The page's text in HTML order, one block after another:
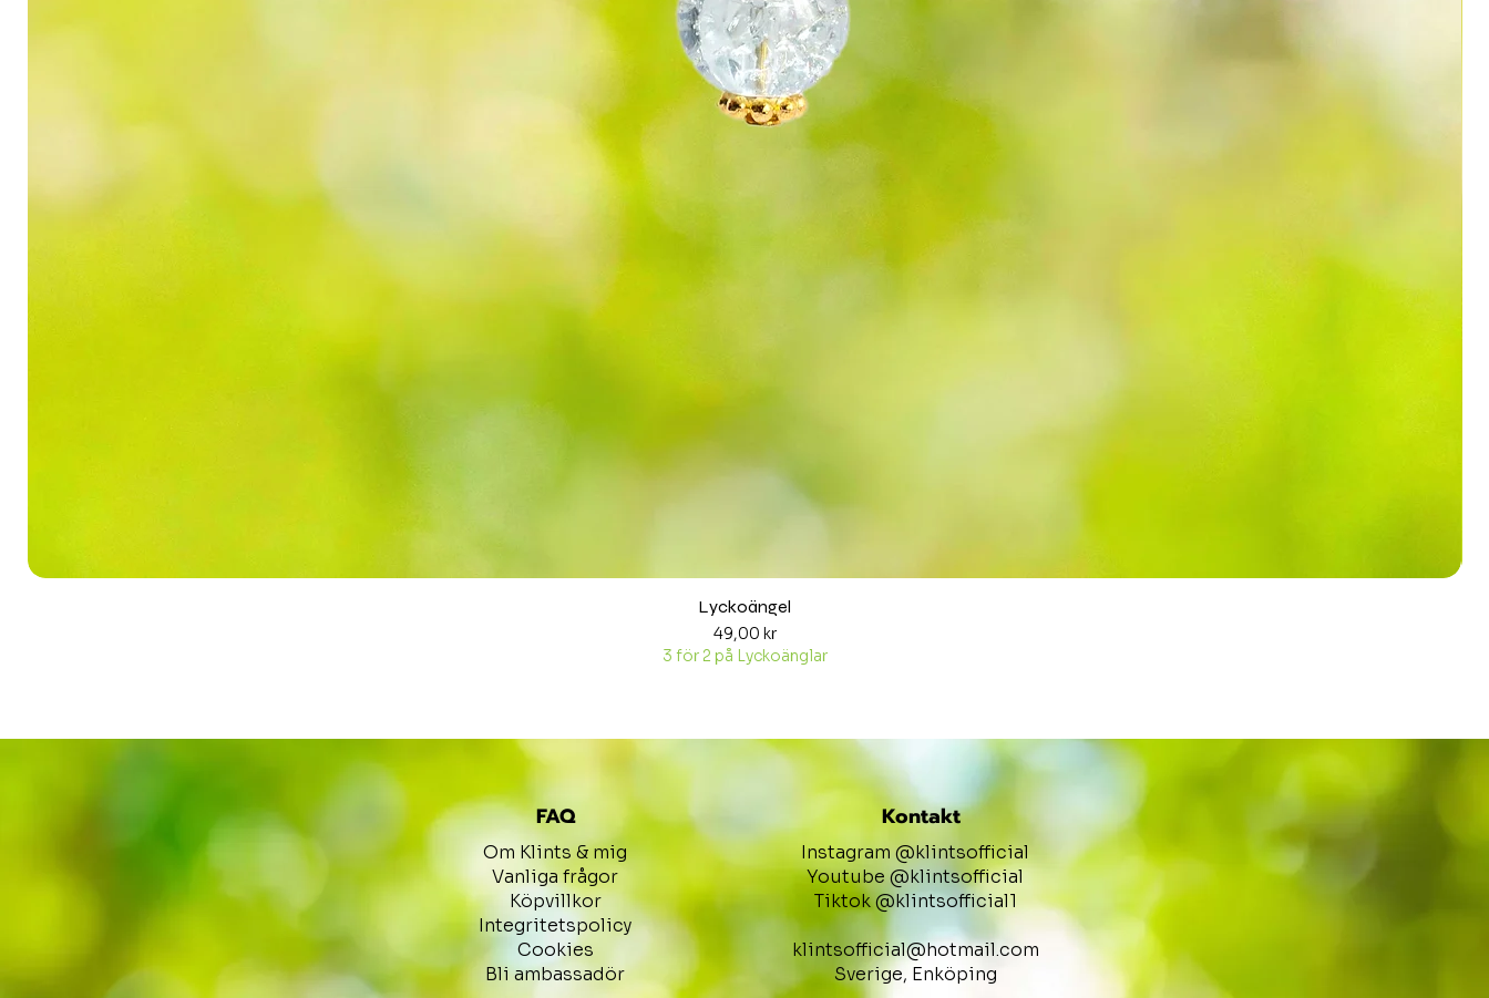
Snabbvisning
Lyckoängel
Pris
49,00 kr
3 för 2 på Lyckoänglar
FAQ
Om Klints & mig
Vanliga frågor
Köpvillkor
Integritetspolicy
Cookies
Bli ambassadör
Kontakt
Instagram @klintsofficial
Youtube @klintsofficial
Tiktok @klintsofficial1
klintsofficial@hotmail.com
Sverige, Enköping